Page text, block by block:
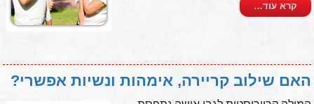
קרא עוד…
האם שילוב קריירה, אימהות ונשיות אפשרי?